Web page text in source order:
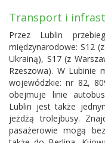
Transport i
Przez Lublin
międzynarodowe: S12
Ukrainą), S17 (z
Rzeszowa). W Lubinie
wojewódzkie: nr 82,
obejmuje linie
Lublin jest także
jeżdżą trolejbusy.
pasażerowie mogą